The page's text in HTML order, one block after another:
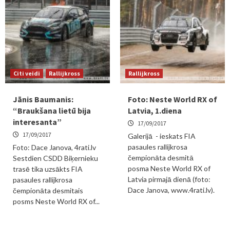
Citi veidi Rallijkross
Jānis Baumanis:
“Braukšana lietū bija
interesanta”
17/09/2017
Foto: Dace Janova, 4rati.lv
Sestdien CSDD Biķernieku
trasē tika uzsākts FIA
pasaules rallijkrosa
čempionāta desmitais
posms Neste World RX of...
Rallijkross
Foto: Neste World RX of
Latvia, 1.diena
17/09/2017
Galerijā - ieskats FIA
pasaules rallijkrosa
čempionāta desmitā
posma Neste World RX of
Latvia pirmajā dienā (foto:
Dace Janova, www.4rati.lv).